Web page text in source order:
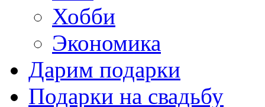
Хобби
Экономика
Дарим подарки
Подарки на свадьбу